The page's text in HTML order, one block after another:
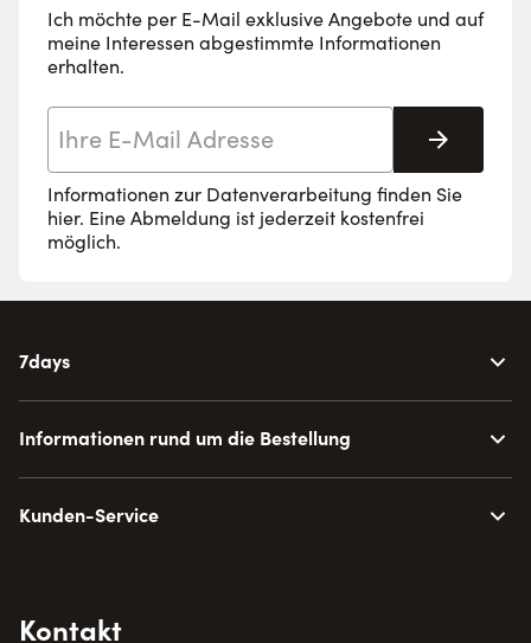
Ich möchte per E-Mail exklusive Angebote und auf
meine Interessen abgestimmte Informationen
erhalten.
Informationen zur Datenverarbeitung finden Sie
hier. Eine Abmeldung ist jederzeit kostenfrei
möglich.
7days
Informationen rund um die Bestellung
Kunden-Service
Kontakt